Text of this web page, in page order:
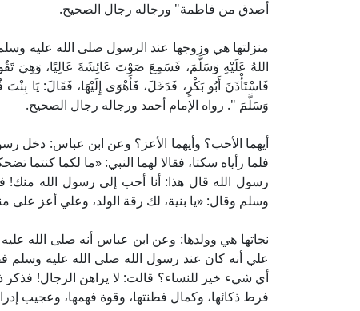
أصدق من فاطمة" ورجاله رجال الصحيح.
منزلتها هي وزوجها عند الرسول صلى الله عليه
اللهُ عَلَيْهِ وَسَلَّمَ، فَسَمِعَ صَوْتَ عَائِشَةَ عَالِيًا، وَهِيَ
فَاسْتَأْذَنَ أَبُو بَكْرٍ، فَدَخَلَ، فَأَهْوَى إِلَيْهَا، فَقَالَ: يَا
وَسَلَّمَ ". رواه الإمام أحمد ورجاله رجال الصحيح.
أيهما الأحب؟ وأيهما الأعز؟ وعن ابن عباس: دخل
فلما رأياه سكتا، فقالا لهما النبي: «ما لكما كنتما
رسول الله قال هذا: أنا أحب إلى رسول الله
وسلم وقال: «يا بنية، لك رقة الولد، وعلي أعز على
نجاتها هي وولدها: وعن ابن عباس أنه صلى الله
علي أنه كان عند رسول الله صلى الله عليه وسلم
أي شيء خير للنساء؟ قالت: لا يراهن الرجال!
فرط ذكائها، وكمال فطنتها، وقوة فهمها، وعجيب